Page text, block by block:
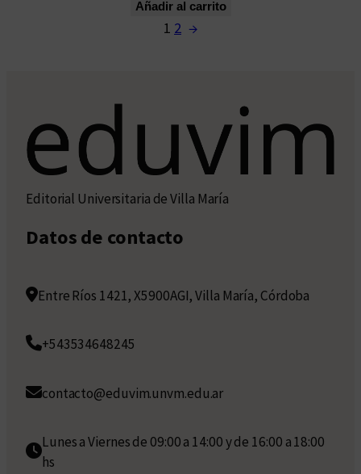
Añadir al carrito
1 2 →
Editorial Universitaria de Villa María
Datos de contacto
Entre Ríos 1421, X5900AGI, Villa María, Córdoba
+543534648245
contacto@eduvim.unvm.edu.ar
Lunes a Viernes de 09:00 a 14:00 y de 16:00 a 18:00
hs